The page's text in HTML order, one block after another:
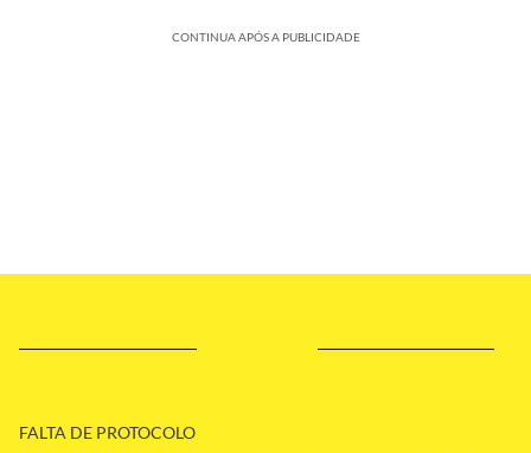
CONTINUA APÓS A PUBLICIDADE
FALTA DE PROTOCOLO